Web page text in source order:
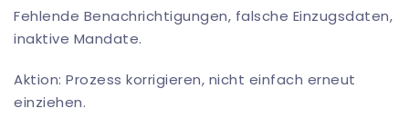
Fehlende Benachrichtigungen, falsche Einzugsdaten,
inaktive Mandate.
Aktion: Prozess korrigieren, nicht einfach erneut
einziehen.